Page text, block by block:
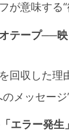
が意味する
テープ──
回収した理
メッセー
エラー発生